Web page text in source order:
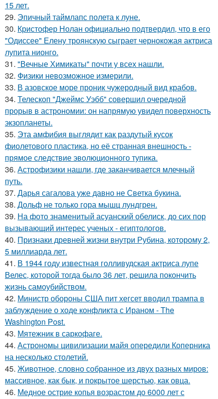
15 лет.
29. Эпичный таймлапс полета к луне.
30. Кристофер Нолан официально подтвердил, что в его
"Одиссее" Елену троянскую сыграет чернокожая актриса
лупита нионго.
31. "Вечные Химикаты" почти у всех нашли.
32. Физики невозможное измерили.
33. В азовское море проник чужеродный вид крабов.
34. Телескоп "Джеймс Уэбб" совершил очередной
прорыв в астрономии: он напрямую увидел поверхность
экзопланеты.
35. Эта амфибия выглядит как раздутый кусок
фиолетового пластика, но её странная внешность -
прямое следствие эволюционного тупика.
36. Астрофизики нашли, где заканчивается млечный
путь.
37. Дарья сагалова уже давно не Светка букина.
38. Дольф не только гора мышц лундгрен.
39. На фото знаменитый асуанский обелиск, до сих пор
вызывающий интерес ученых - египтологов.
40. Признаки древней жизни внутри Рубина, которому 2,
5 миллиарда лет.
41. В 1944 году известная голливудская актриса лупе
Велес, которой тогда было 36 лет, решила покончить
жизнь самоубийством.
42. Министр обороны США пит хегсет вводил трампа в
заблуждение о ходе конфликта с Ираном - The
Washington Post.
43. Мятежник в саркофаге.
44. Астрономы цивилизации майя опередили Коперника
на несколько столетий.
45. Животное, словно собранное из двух разных миров:
массивное, как бык, и покрытое шерстью, как овца.
46. Медное острие копья возрастом до 6000 лет с